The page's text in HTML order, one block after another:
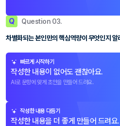
Q Question 03.
차별화되는 본인만의 핵심역량이 무엇인지 알
빠르게 시작하기
작성한 내용이 없어도 괜찮아요.
AI로 문항에 맞게 초안을 만들어 드려요.
작성한 내용 다듬기
작성한 내용을 더 좋게 만들어 드려요.